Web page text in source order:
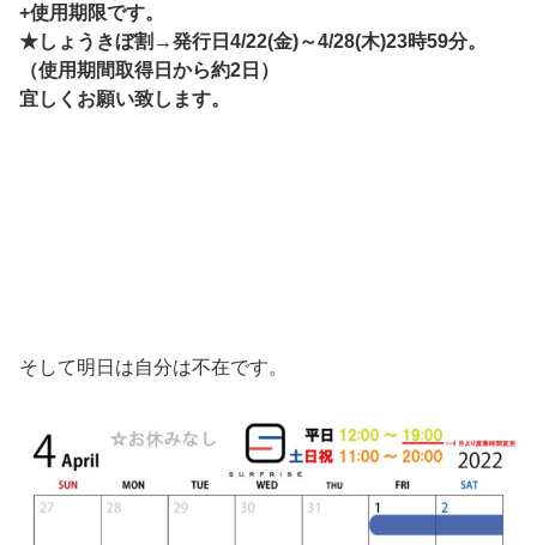
+使用期限です。
★しょうきぼ割→発行日4/22(金)～4/28(木)23時59分。
（使用期間取得日から約2日）
宜しくお願い致します。
そして明日は自分は不在です。